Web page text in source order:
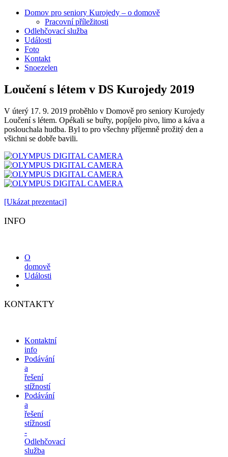
Domov pro seniory Kurojedy – o domově
Pracovní příležitosti
Odlehčovací služba
Události
Foto
Kontakt
Snoezelen
Loučení s létem v DS Kurojedy 2019
V úterý 17. 9. 2019 proběhlo v Domově pro seniory Kurojedy
Loučení s létem. Opékali se buřty, popíjelo pivo, limo a káva a
poslouchala hudba. Byl to pro všechny příjemně prožitý den a
všichni se dobře bavili.
[Ukázat prezentaci]
INFO
O
domově
Události
KONTAKTY
Kontaktní
info
Podávání
a
řešení
stížností
Podávání
a
řešení
stížností
-
Odlehčovací
služba